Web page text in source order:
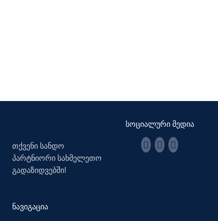
თქვენი სანდო
პარტნიორი სახმელეთო
გადაზიდვებში!
სოციალური მედია
ნავიგაცია